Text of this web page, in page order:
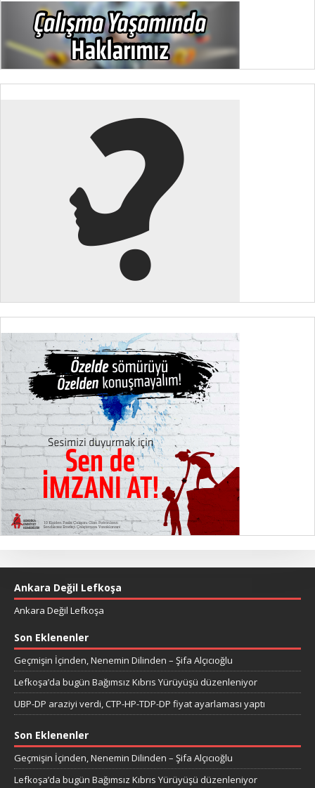
Ankara Değil Lefkoşa
Ankara Değil Lefkoşa
Son Eklenenler
Geçmişin İçinden, Nenemin Dilinden – Şifa Alçıcıoğlu
Lefkoşa’da bugün Bağımsız Kıbrıs Yürüyüşü düzenleniyor
UBP-DP araziyi verdi, CTP-HP-TDP-DP fiyat ayarlaması yaptı
Son Eklenenler
Geçmişin İçinden, Nenemin Dilinden – Şifa Alçıcıoğlu
Lefkoşa’da bugün Bağımsız Kıbrıs Yürüyüşü düzenleniyor